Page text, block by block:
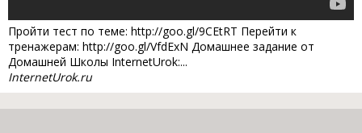
Пройти тест по теме: http://goo.gl/9CEtRT Перейти к
тренажерам: http://goo.gl/VfdExN Домашнее задание от
Домашней Школы InternetUrok:...
InternetUrok.ru